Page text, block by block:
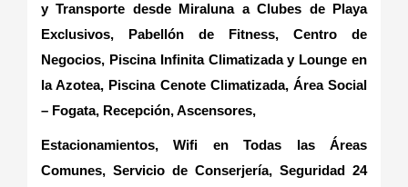
y Transporte desde Miraluna a Clubes de Playa
Exclusivos, Pabellón de Fitness, Centro de
Negocios, Piscina Infinita Climatizada y Lounge en
la Azotea, Piscina Cenote Climatizada, Área Social
– Fogata, Recepción, Ascensores,
Estacionamientos, Wifi en Todas las Áreas
Comunes, Servicio de Conserjería, Seguridad 24